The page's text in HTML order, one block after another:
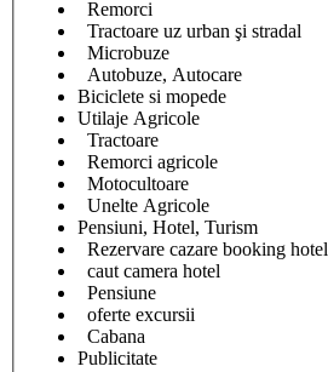
Remorci
Tractoare uz urban şi stradal
Microbuze
Autobuze, Autocare
Biciclete si mopede
Utilaje Agricole
Tractoare
Remorci agricole
Motocultoare
Unelte Agricole
Pensiuni, Hotel, Turism
Rezervare cazare booking hotel
caut camera hotel
Pensiune
oferte excursii
Cabana
Publicitate